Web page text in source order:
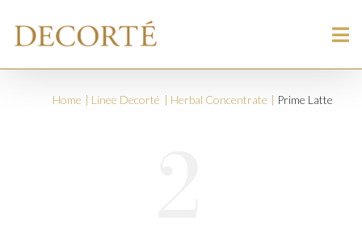
Home Linee Decorté Herbal Concentrate Prime Latte